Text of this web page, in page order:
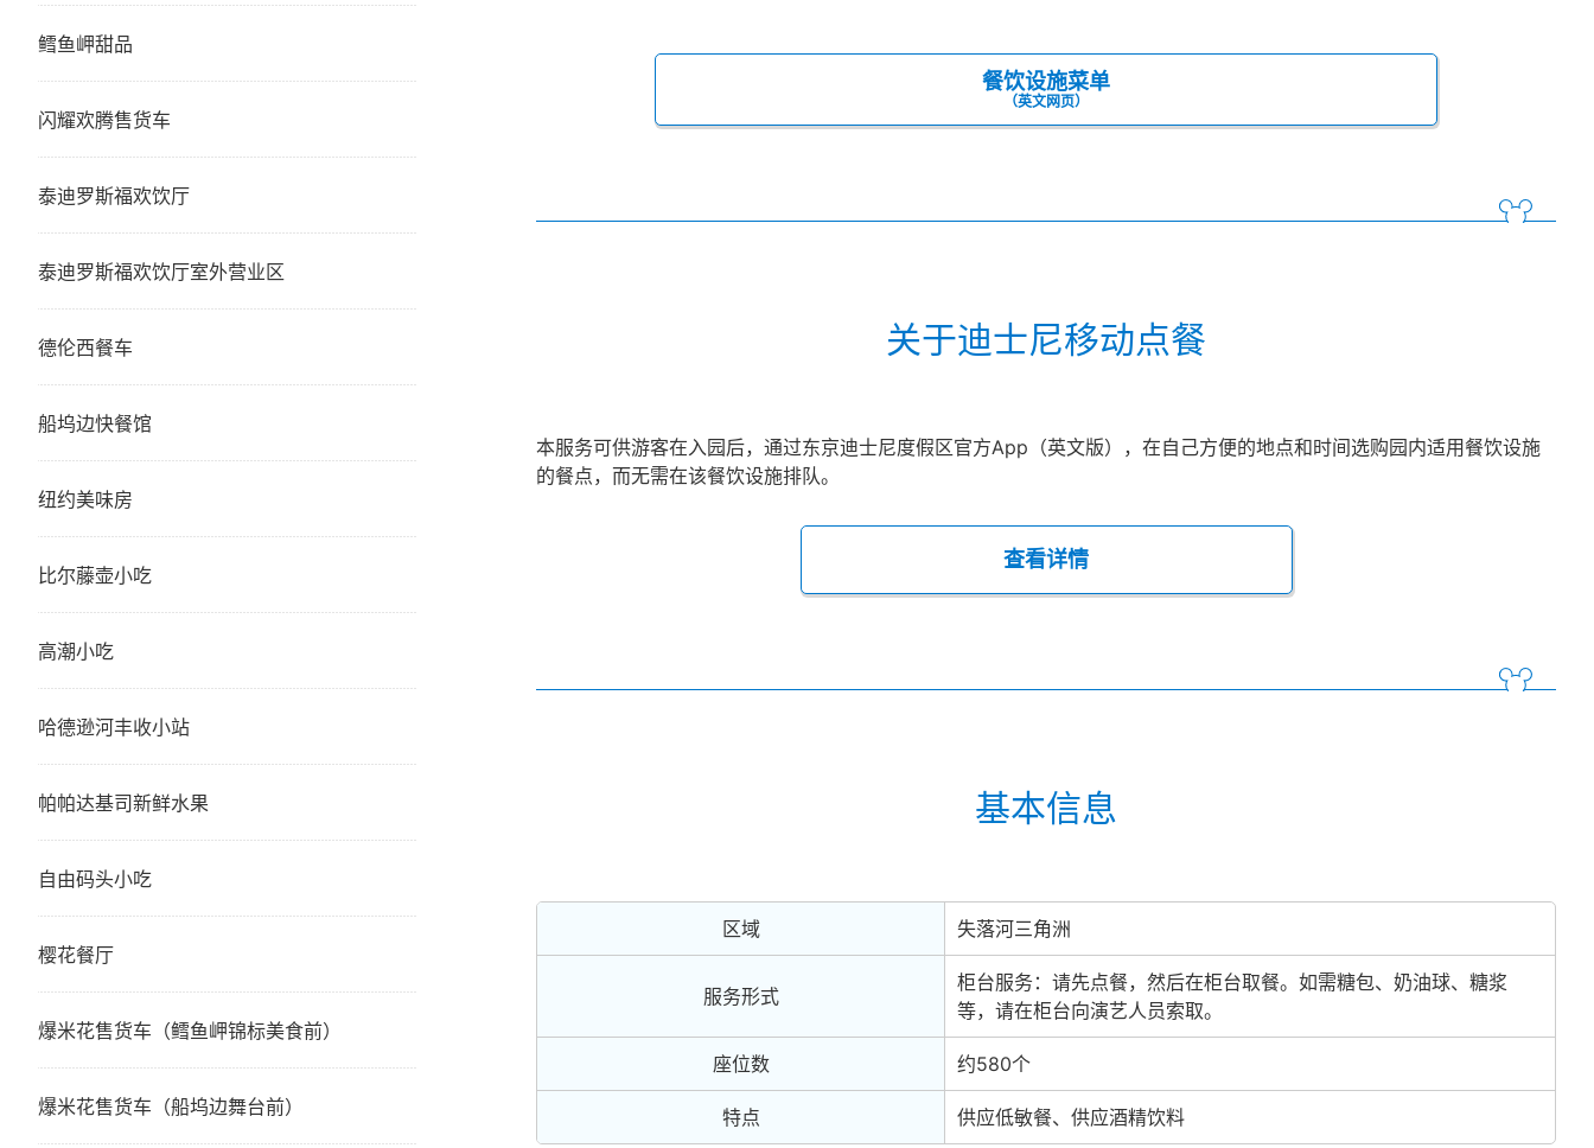
餐饮设施菜单
（英文网页）
关于迪士尼移动点餐
本服务可供游客在入园后，通过东京迪士尼度假区官方App（英文版），在自己方便的地点和时间选购园内适用餐饮设施
的餐点，而无需在该餐饮设施排队。
查看详情
基本信息
区域 失落河三角洲
服务形式
柜台服务：请先点餐，然后在柜台取餐。如需糖包、奶油球、糖浆
等，请在柜台向演艺人员索取。
座位数 约580个
特点 供应低敏餐、供应酒精饮料
鳕鱼岬甜品
闪耀欢腾售货车
泰迪罗斯福欢饮厅
泰迪罗斯福欢饮厅室外营业区
德伦西餐车
船坞边快餐馆
纽约美味房
比尔藤壶小吃
高潮小吃
哈德逊河丰收小站
帕帕达基司新鲜水果
自由码头小吃
樱花餐厅
爆米花售货车（鳕鱼岬锦标美食前）
爆米花售货车（船坞边舞台前）